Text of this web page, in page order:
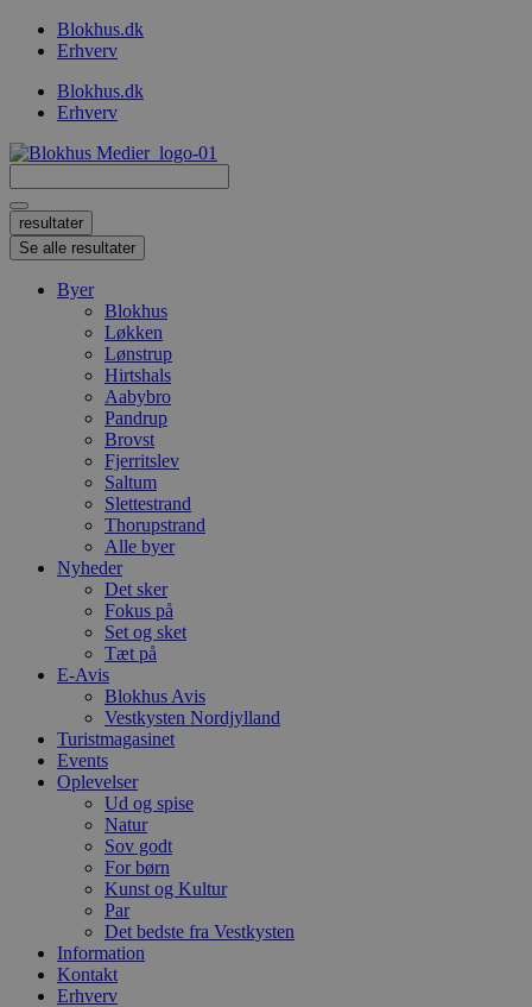
VidereBlokhus.dk
Erhverv
Blokhus.dk
Erhverv
...
resultater
Se alle resultater
Byer
Blokhus
Løkken
Lønstrup
Hirtshals
Aabybro
Pandrup
Brovst
Fjerritslev
Saltum
Slettestrand
Thorupstrand
Alle byer
Nyheder
Det sker
Fokus på
Set og sket
Tæt på
E-Avis
Blokhus Avis
Vestkysten Nordjylland
Turistmagasinet
Events
Oplevelser
Ud og spise
Natur
Sov godt
For børn
Kunst og Kultur
Par
Det bedste fra Vestkysten
Information
Kontakt
Erhverv